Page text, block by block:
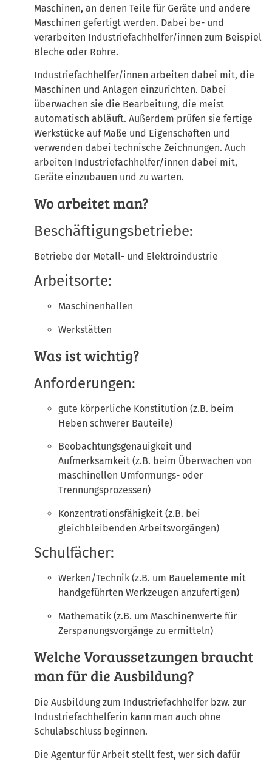
Maschinen, an denen Teile für Geräte und andere
Maschinen gefertigt werden. Dabei be- und
verarbeiten Industriefachhelfer/innen zum Beispiel
Bleche oder Rohre.
Industriefachhelfer/innen arbeiten dabei mit, die
Maschinen und Anlagen einzurichten. Dabei
überwachen sie die Bearbeitung, die meist
automatisch abläuft. Außerdem prüfen sie fertige
Werkstücke auf Maße und Eigenschaften und
verwenden dabei technische Zeichnungen. Auch
arbeiten Industriefachhelfer/innen dabei mit,
Geräte einzubauen und zu warten.
Wo arbeitet man?
Beschäftigungsbetriebe:
Betriebe der Metall- und Elektroindustrie
Arbeitsorte:
Maschinenhallen
Werkstätten
Was ist wichtig?
Anforderungen:
gute körperliche Konstitution (z.B. beim
Heben schwerer Bauteile)
Beobachtungsgenauigkeit und
Aufmerksamkeit (z.B. beim Überwachen von
maschinellen Umformungs- oder
Trennungsprozessen)
Konzentrationsfähigkeit (z.B. bei
gleichbleibenden Arbeitsvorgängen)
Schulfächer:
Werken/Technik (z.B. um Bauelemente mit
handgeführten Werkzeugen anzufertigen)
Mathematik (z.B. um Maschinenwerte für
Zerspanungsvorgänge zu ermitteln)
Welche Voraussetzungen braucht
man für die Ausbildung?
Die Ausbildung zum Industriefachhelfer bzw. zur
Industriefachhelferin kann man auch ohne
Schulabschluss beginnen.
Die Agentur für Arbeit stellt fest, wer sich dafür